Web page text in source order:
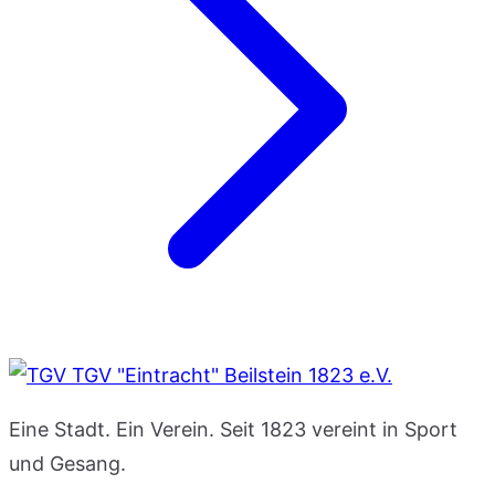
TGV "Eintracht" Beilstein 1823 e.V.
Eine Stadt. Ein Verein. Seit 1823 vereint in Sport
und Gesang.